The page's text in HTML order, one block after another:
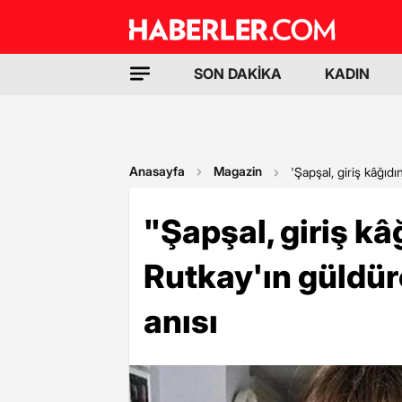
SON DAKİKA KADIN
Anasayfa Magazin 'Şapşal, giriş
"Şapşal, giriş
Rutkay'ın
anısı